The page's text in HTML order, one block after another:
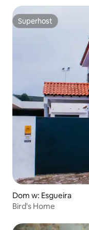
Superhost
Superhost
Dom w: Esgueira
Bird's Home